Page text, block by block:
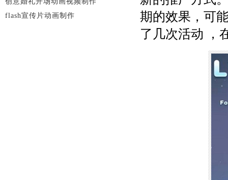
期的效果，可
了几次活动 ，
flash宣传片动画制作